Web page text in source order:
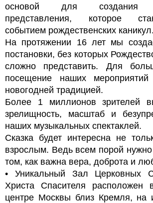
основой для создания
представления, которое
событием рождественских каникул.
На протяжении 16 лет мы
постановки, без которых
сложно представить. Для
посещение наших
новогодней традицией.
Более 1 миллионов зрителей
зрелищность, масштаб и
наших музыкальных спектаклей.
Сказка будет интересна не
взрослым. Ведь всем порой
том, как важна вера, доброта и
• Уникальный Зал Церковных
Христа Спасителя расположен
центре Москвы близ Кремля, на